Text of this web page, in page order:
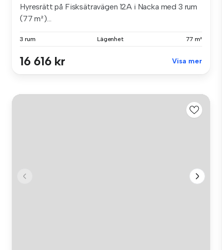
Hyresrätt på Fisksätravägen 12A i Nacka med 3 rum
(77 m²)...
3 rum Lägenhet 77 m²
16 616 kr Visa mer